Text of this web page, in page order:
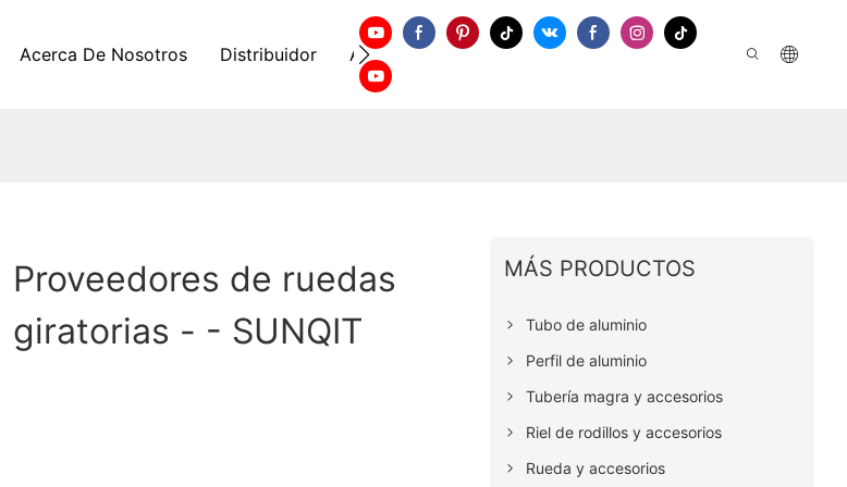
Acerca De Nosotros Distribuidor Apoyo Contáctenos
Proveedores de ruedas
giratorias - - SUNQIT
MÁS PRODUCTOS
Tubo de aluminio
Perfil de aluminio
Tubería magra y accesorios
Riel de rodillos y accesorios
Rueda y accesorios